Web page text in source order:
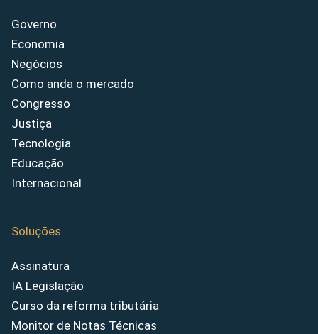
Governo
Economia
Negócios
Como anda o mercado
Congresso
Justiça
Tecnologia
Educação
Internacional
Soluções
Assinatura
IA Legislação
Curso da reforma tributária
Monitor de Notas Técnicas